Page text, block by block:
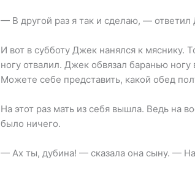
— В другой раз я так и сделаю, — ответил
И вот в субботу Джек нанялся к
ногу отвалил. Джек обвязал баранью
Можете себе представить, какой обед
На этот раз мать из себя вышла. Ведь на
было ничего.
— Ах ты, дубина! — сказала она сыну. —